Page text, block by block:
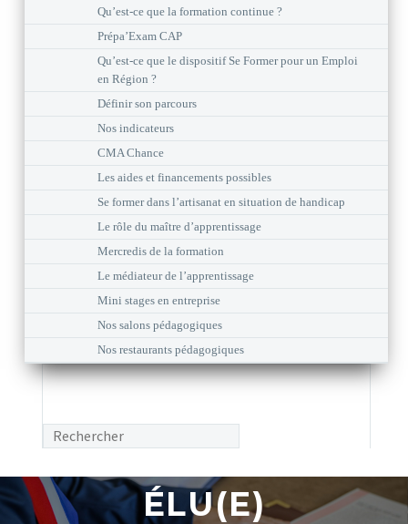
Qu’est-ce que la formation continue ?
Prépa’Exam CAP
Qu’est-ce que le dispositif Se Former pour un Emploi
en Région ?
Définir son parcours
Nos indicateurs
CMA Chance
Les aides et financements possibles
Se former dans l’artisanat en situation de handicap
Le rôle du maître d’apprentissage
Mercredis de la formation
Le médiateur de l’apprentissage
Mini stages en entreprise
Nos salons pédagogiques
Nos restaurants pédagogiques
ÉLU(E)